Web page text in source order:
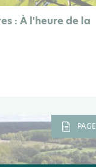
: À l'heure de la
PAGE